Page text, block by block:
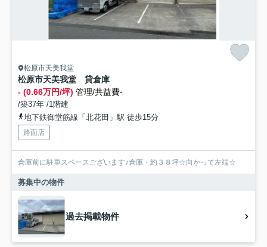
松原市天美我堂
松原市天美我堂 貸倉庫
- (0.66万円/坪) 管理/共益費-
/築37年 /1階建
地下鉄御堂筋線「北花田」駅 徒歩15分
路面店
倉庫前に駐車スペースございます♪倉庫・約３８坪☆向かって左端☆
募集中の物件
過去掲載物件